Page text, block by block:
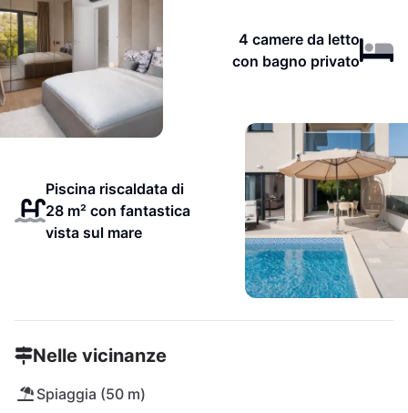
4 camere da letto
con bagno privato
Piscina riscaldata di
28 m² con fantastica
vista sul mare
Nelle vicinanze
Spiaggia (50 m)